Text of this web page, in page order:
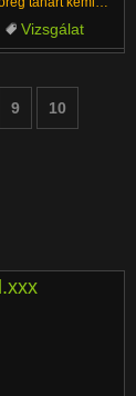
😂
Vizsgálat
Szőke Idős
9 10